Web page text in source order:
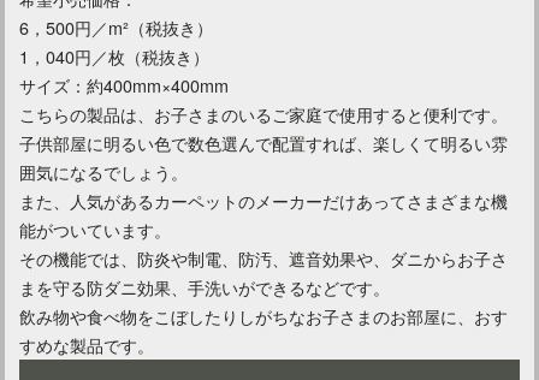
カーペットに緑を選ぶ場合のインテリアコーディネート！
6，500円／m²（税抜き）
1，040円／枚（税抜き）
サイズ：約400mm×400mm
こちらの製品は、お子さまのいるご家庭で使用すると便利です。
子供部屋に明るい色で数色選んで配置すれば、楽しくて明るい雰
囲気になるでしょう。
また、人気があるカーペットのメーカーだけあってさまざまな機
能がついています。
その機能では、防炎や制電、防汚、遮音効果や、ダニからお子さ
まを守る防ダニ効果、手洗いができるなどです。
飲み物や食べ物をこぼしたりしがちなお子さまのお部屋に、おす
すめな製品です。